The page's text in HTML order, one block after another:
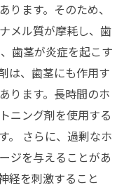
ります。そのため、
メル質が摩耗し、歯
歯茎が炎症を起こす
は、歯茎にも作用す
ります。長時間のホ
ニング剤を使用する
。 さらに、過剰なホ
ジを与えることがあ
経を刺激すること